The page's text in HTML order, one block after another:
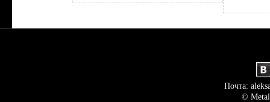
Почта:
©